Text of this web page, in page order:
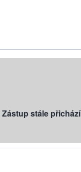
Zástup stále přichází